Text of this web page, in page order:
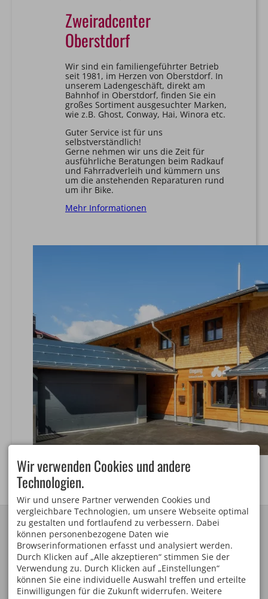
Zweiradcenter
Oberstdorf
Wir sind ein familiengeführter Betrieb
seit 1981, im Herzen von Oberstdorf. In
unserem Ladengeschäft, direkt am
Bahnhof in Oberstdorf, finden Sie ein
großes Sortiment ausgesuchter Marken,
wie z.B. Ghost, Conway, Hai, Winora etc.
Guter Service ist für uns
selbstverständlich!
Gerne nehmen wir uns die Zeit für
ausführliche Beratungen beim Radkauf
und Fahrradverleih und kümmern uns
um die anstehenden Reparaturen rund
um ihr Bike.
Mehr Informationen
KONTAKT
Haus Hasselberger
Windgasse 3
87561 Oberstdorf
DEUTSCHLAND
Tel.+49 8322 6649
Fax +49 8322 8932
Mobil+49 151 166 526 06
ANREISE ALPEN LODGE
Familie Hasselberger
Bahnhofplatz 1 c
87561 Oberstdorf
Wir verwenden Cookies und andere
Technologien.
Wir und unsere Partner verwenden Cookies und
vergleichbare Technologien, um unsere Webseite optimal
zu gestalten und fortlaufend zu verbessern. Dabei
können personenbezogene Daten wie
Browserinformationen erfasst und analysiert werden.
Durch Klicken auf „Alle akzeptieren“ stimmen Sie der
Verwendung zu. Durch Klicken auf „Einstellungen“
können Sie eine individuelle Auswahl treffen und erteilte
Einwilligungen für die Zukunft widerrufen. Weitere